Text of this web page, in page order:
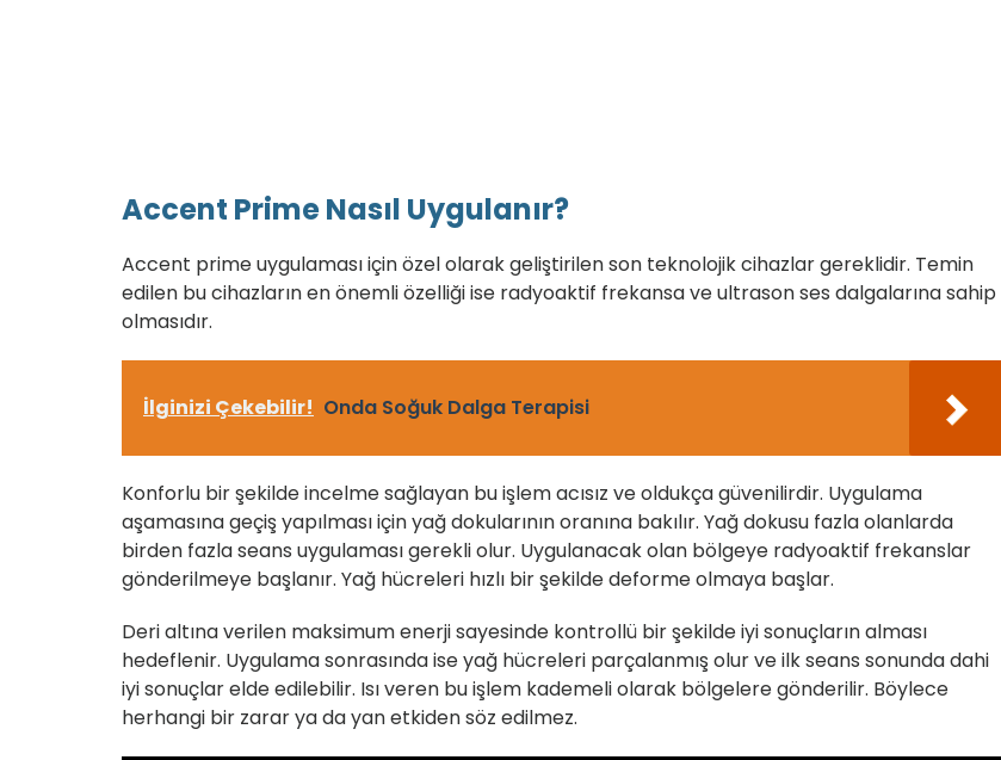
Accent Prime Nasıl Uygulanır?
Accent prime uygulaması için özel olarak geliştirilen son teknolojik cihazlar gereklidir. Temin
edilen bu cihazların en önemli özelliği ise radyoaktif frekansa ve ultrason ses dalgalarına sahip
olmasıdır.
İlginizi Çekebilir! Onda Soğuk Dalga Terapisi
Konforlu bir şekilde incelme sağlayan bu işlem acısız ve oldukça güvenilirdir. Uygulama
aşamasına geçiş yapılması için yağ dokularının oranına bakılır. Yağ dokusu fazla olanlarda
birden fazla seans uygulaması gerekli olur. Uygulanacak olan bölgeye radyoaktif frekanslar
gönderilmeye başlanır. Yağ hücreleri hızlı bir şekilde deforme olmaya başlar.
Deri altına verilen maksimum enerji sayesinde kontrollü bir şekilde iyi sonuçların alması
hedeflenir. Uygulama sonrasında ise yağ hücreleri parçalanmış olur ve ilk seans sonunda dahi
iyi sonuçlar elde edilebilir. Isı veren bu işlem kademeli olarak bölgelere gönderilir. Böylece
herhangi bir zarar ya da yan etkiden söz edilmez.